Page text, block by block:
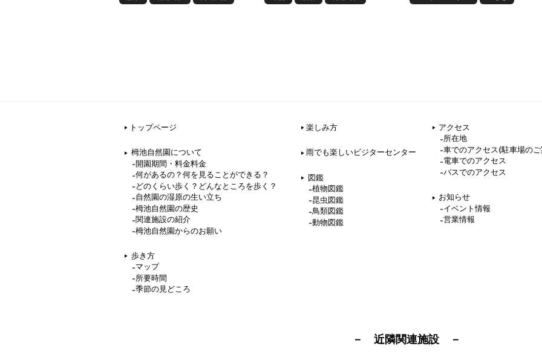
トップページ
栂池自然園について
開園期間・料金料金
何があるの？何を見ることができる？
どのくらい歩く？どんなところを歩く？
自然園の湿原の生い立ち
栂池自然園の歴史
関連施設の紹介
栂池自然園からのお願い
歩き方
マップ
所要時間
季節の見どころ
楽しみ方
雨でも楽しいビジターセンター
図鑑
植物図鑑
昆虫図鑑
鳥類図鑑
動物図鑑
アクセス
所在地
車でのアクセス(駐車場の
電車でのアクセス
バスでのアクセス
お知らせ
イベント情報
営業情報
－ 近隣関連施設 －